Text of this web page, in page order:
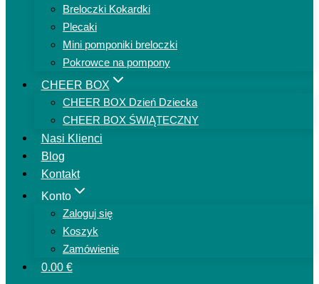
Breloczki Kokardki
Plecaki
Mini pomponiki breloczki
Pokrowce na pompony
CHEER BOX
CHEER BOX Dzień Dziecka
CHEER BOX ŚWIĄTECZNY
Nasi Klienci
Blog
Kontakt
Konto
Zaloguj się
Koszyk
Zamówienie
0.00 €